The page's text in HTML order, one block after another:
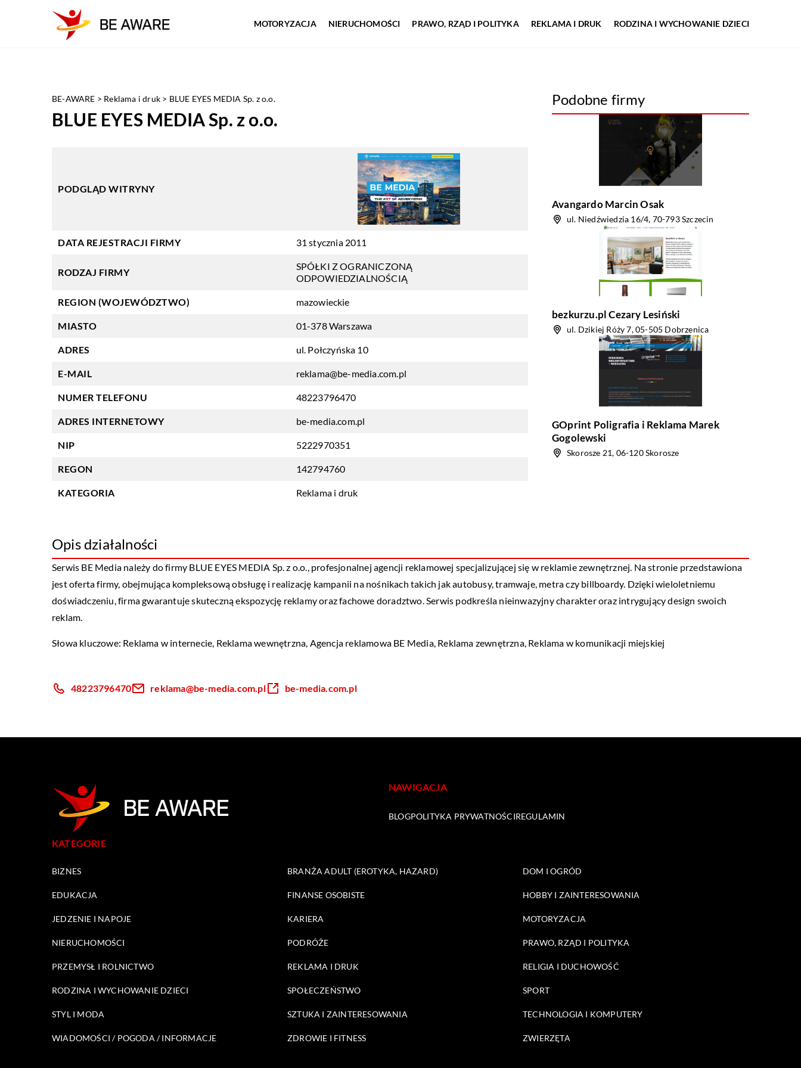
MOTORYZACJA NIERUCHOMOŚCI PRAWO, RZĄD I POLITYKA REKLAMA I DRUK RODZINA I WYCHOWANIE DZIECI
BE-AWARE > Reklama i druk > BLUE EYES MEDIA Sp. z o.o.
BLUE EYES MEDIA Sp. z o.o.
PODGLĄD WITRYNY
DATA REJESTRACJI FIRMY 31 stycznia 2011
RODZAJ FIRMY
SPÓŁKI Z OGRANICZONĄ
ODPOWIEDZIALNOŚCIĄ
REGION (WOJEWÓDZTWO) mazowieckie
MIASTO 01-378 Warszawa
ADRES ul. Połczyńska 10
E-MAIL reklama@be-media.com.pl
NUMER TELEFONU 48223796470
ADRES INTERNETOWY be-media.com.pl
NIP 5222970351
REGON 142794760
KATEGORIA Reklama i druk
Podobne firmy
Avangardo Marcin Osak
ul. Niedźwiedzia 16/4, 70-793 Szczecin
bezkurzu.pl Cezary Lesiński
ul. Dzikiej Róży 7, 05-505 Dobrzenica
GOprint Poligrafia i Reklama Marek
Gogolewski
Skorosze 21, 06-120 Skorosze
Opis działalności
Serwis BE Media należy do firmy BLUE EYES MEDIA Sp. z o.o., profesjonalnej agencji reklamowej specjalizującej się w reklamie zewnętrznej. Na stronie przedstawiona
jest oferta firmy, obejmująca kompleksową obsługę i realizację kampanii na nośnikach takich jak autobusy, tramwaje, metra czy billboardy. Dzięki wieloletniemu
doświadczeniu, firma gwarantuje skuteczną ekspozycję reklamy oraz fachowe doradztwo. Serwis podkreśla nieinwazyjny charakter oraz intrygujący design swoich
reklam.
Słowa kluczowe: Reklama w internecie, Reklama wewnętrzna, Agencja reklamowa BE Media, Reklama zewnętrzna, Reklama w komunikacji miejskiej
48223796470 reklama@be-media.com.pl be-media.com.pl
NAWIGACJA
BLOGPOLITYKA PRYWATNOŚCIREGULAMIN
KATEGORIE
BIZNES BRANŻA ADULT (EROTYKA, HAZARD) DOM I OGRÓD
EDUKACJA FINANSE OSOBISTE HOBBY I ZAINTERESOWANIA
JEDZENIE I NAPOJE KARIERA MOTORYZACJA
NIERUCHOMOŚCI PODRÓŻE PRAWO, RZĄD I POLITYKA
PRZEMYSŁ I ROLNICTWO REKLAMA I DRUK RELIGIA I DUCHOWOŚĆ
RODZINA I WYCHOWANIE DZIECI SPOŁECZEŃSTWO SPORT
STYL I MODA SZTUKA I ZAINTERESOWANIA TECHNOLOGIA I KOMPUTERY
WIADOMOŚCI / POGODA / INFORMACJE ZDROWIE I FITNESS ZWIERZĘTA